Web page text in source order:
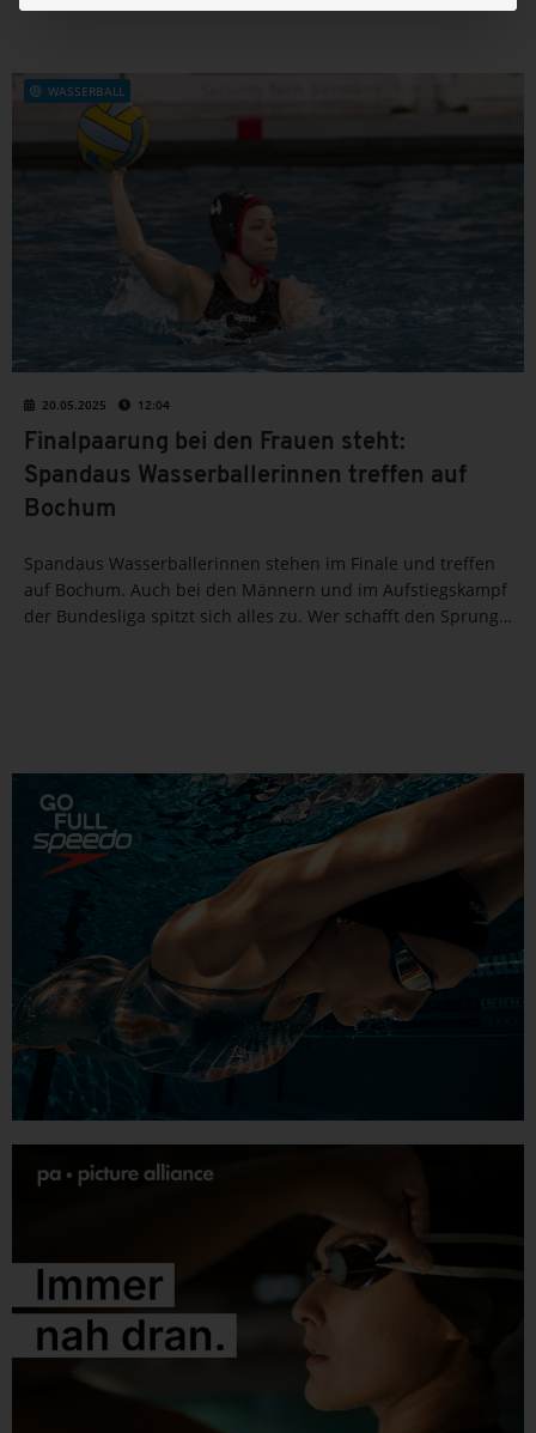
bedeutet und welche Vereine 2025/26 dabei sind, erfährst
WASSERBALL
20.05.2025 12:04
Finalpaarung bei den Frauen steht:
Spandaus Wasserballerinnen treffen auf
Bochum
Spandaus Wasserballerinnen stehen im Finale und treffen
auf Bochum. Auch bei den Männern und im Aufstiegskampf
der Bundesliga spitzt sich alles zu. Wer schafft den Sprung